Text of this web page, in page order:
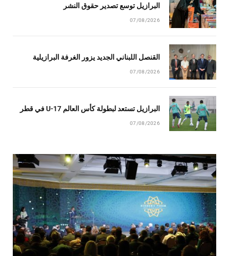
البرازيل توسع تصدير حقوق النشر
07/08/2026
القنصل اللبناني الجديد يزور الغرفة البرازيلية
07/08/2026
البرازيل تستعد لبطولة كأس العالم U-17 في قطر
07/08/2026